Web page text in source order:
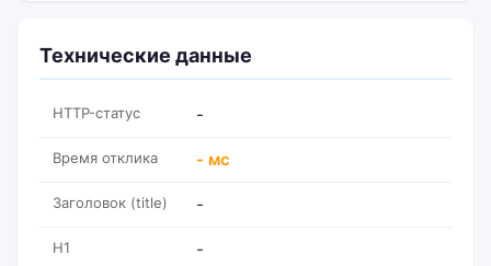
Технические данные
HTTP-статус -
Время отклика - мс
Заголовок (title) -
H1 -